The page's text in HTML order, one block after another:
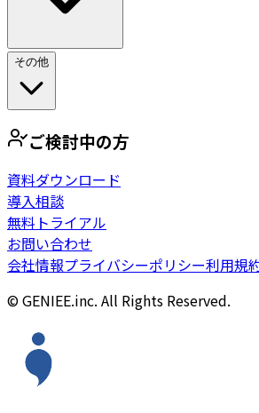
その他
ご検討中の方
資料ダウンロード
導入相談
無料トライアル
お問い合わせ
会社情報プライバシーポリシー利用規
© GENIEE.inc. All Rights Reserved.